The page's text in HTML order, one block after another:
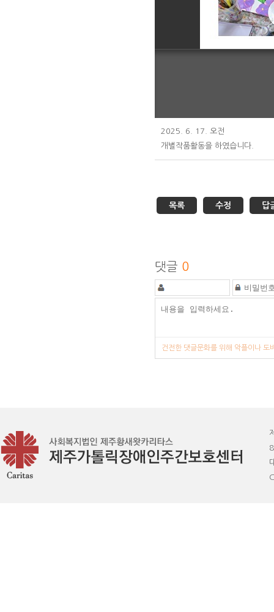
2025. 6. 17. 오전
개별작품활동을 하였습니다.
목록 수정 답
댓글 0
건전한 댓글문화를 위해 악플이나 도
8